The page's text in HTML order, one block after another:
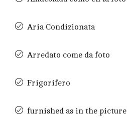
Aria Condizionata
Arredato come da foto
Frigorifero
furnished as in the picture